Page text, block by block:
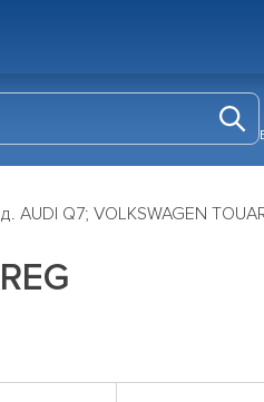
AUDI Q7; VOLKSWAGEN